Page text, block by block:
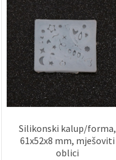
Silikonski kalup/forma,
61x52x8 mm, mješoviti
oblici